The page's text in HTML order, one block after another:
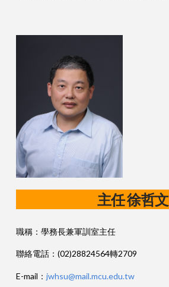
主任 徐哲文
職稱：學務長兼軍訓室主任
聯絡電話：(02)28824564轉2709
E-mail： jwhsu@mail.mcu.edu.tw